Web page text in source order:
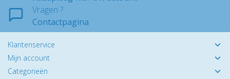
Vragen ?
Contactpagina
Klantenservice
Mijn account
Categorieën